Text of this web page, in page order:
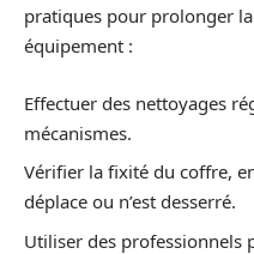
pratiques pour prolonger
équipement :
Effectuer des nettoyages
mécanismes.
Vérifier la fixité du coffre,
déplace ou n’est desserré.
Utiliser des professionnels